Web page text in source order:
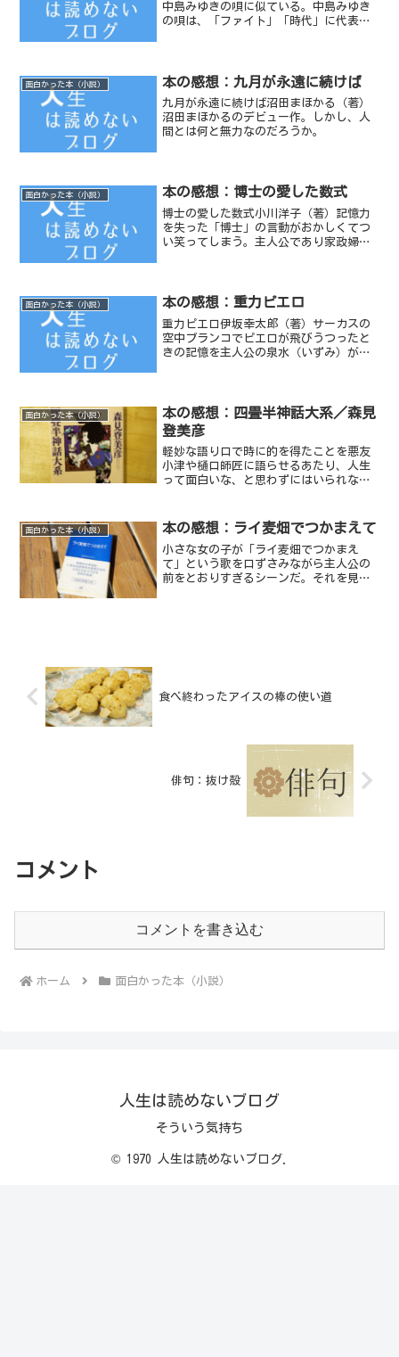
中島みゆきの唄に似ている。中島みゆき
の唄は、「ファイト」「時代」に代表さ
「望郷」もそんな小説の...
面白かった本（小説） 本の感想：九月が永遠に続けば
九月が永遠に続けば沼田まほかる（著）
沼田まほかるのデビュー作。しかし、人
間とは何と無力なのだろうか。
面白かった本（小説） 本の感想：博士の愛した数式
博士の愛した数式小川洋子（著）記憶力
を失った「博士」の言動がおかしくてつ
い笑ってしまう。主人公であり家政婦の
憶とはなんだろうと考え...
面白かった本（小説） 本の感想：重力ピエロ
重力ピエロ伊坂幸太郎（著）サーカスの
空中ブランコでピエロが飛びうつったと
きの記憶を主人公の泉水（いずみ）が振
あたしやあなたは、そのう...
面白かった本（小説）
本の感想：四畳半神話大系／森見
登美彦
軽妙な語り口で時に的を得たことを悪友
小津や樋口師匠に語らせるあたり、人生
って面白いな、と思わずにはいられな
面白かった本（小説） 本の感想：ライ麦畑でつかまえて
小さな女の子が「ライ麦畑でつかまえ
て」という歌を口ずさみながら主人公の
前をとおりすぎるシーンだ。それを見た
食べ終わったアイスの棒の使い道
俳句：抜け殻
コメント
コメントを書き込む
ホーム 面白かった本（小説）
人生は読めないブログ
そういう気持ち
© 1970 人生は読めないブログ.